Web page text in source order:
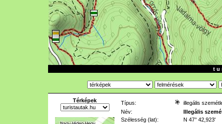
t u
Térképek Típus:
illegális
Név:
Illegális
Szélesség (lat):
N 47° 42,923'